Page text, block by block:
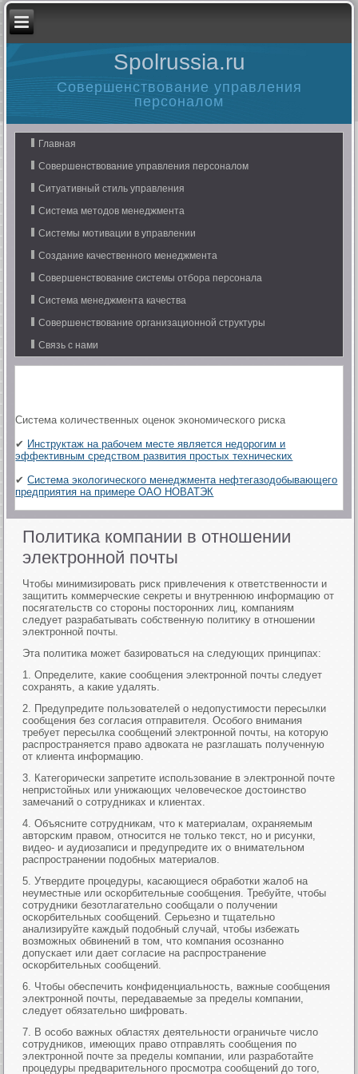
Spolrussia.ru
Совершенствование управления
персоналом
Главная
Совершенствование управления персоналом
Ситуативный стиль управления
Система методов менеджмента
Системы мотивации в управлении
Создание качественного менеджмента
Совершенствование системы отбора персонала
Система менеджмента качества
Совершенствование организационной структуры
Связь с нами
Система количественных оценок экономического риска
✔ Инструктаж на рабочем месте является недорогим и
эффективным средством развития простых технических
✔Система экологического менеджмента нефтегазодобывающего
предприятия на примере ОАО НОВАТЭК
Политика компании в отношении
электронной почты
Чтобы минимизировать риск привлечения к ответственности и
защитить коммерческие секреты и внутреннюю информацию от
посягательств со стороны посторонних лиц, компаниям
следует разрабатывать собственную политику в отношении
электронной почты.
Эта политика может базироваться на следующих принципах:
1. Определите, какие сообщения электронной почты следует
сохранять, а какие удалять.
2. Предупредите пользователей о недопустимости пересылки
сообщения без согласия отправителя. Особого внимания
требует пересылка сообщений электронной почты, на которую
распространяется право адвоката не разглашать полученную
от клиента информацию.
3. Категорически запретите использование в электронной почте
непристойных или унижающих человеческое достоинство
замечаний о сотрудниках и клиентах.
4. Объясните сотрудникам, что к материалам, охраняемым
авторским правом, относится не только текст, но и рисунки,
видео- и аудиозаписи и предупредите их о внимательном
распространении подобных материалов.
5. Утвердите процедуры, касающиеся обработки жалоб на
неуместные или оскорбительные сообщения. Требуйте, чтобы
сотрудники безотлагательно сообщали о получении
оскорбительных сообщений. Серьезно и тщательно
анализируйте каждый подобный случай, чтобы избежать
возможных обвинений в том, что компания осознанно
допускает или дает согласие на распространение
оскорбительных сообщений.
6. Чтобы обеспечить конфиденциальность, важные сообщения
электронной почты, передаваемые за пределы компании,
следует обязательно шифровать.
7. В особо важных областях деятельности ограничьте число
сотрудников, имеющих право отправлять сообщения по
электронной почте за пределы компании, или разработайте
процедуры предварительного просмотра сообщений до того,